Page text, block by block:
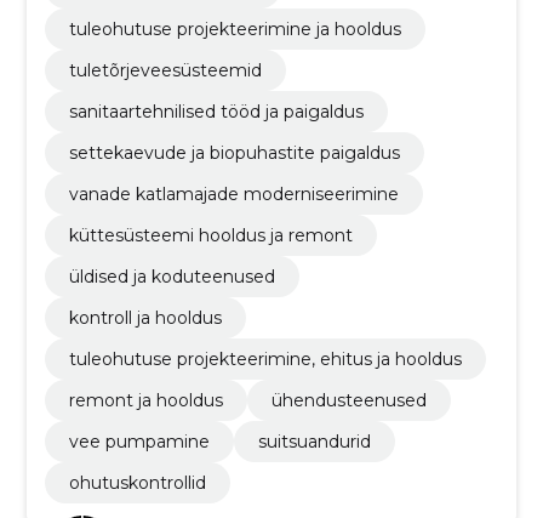
tuleohutuse projekteerimine ja hooldus
tuletõrjeveesüsteemid
sanitaartehnilised tööd ja paigaldus
settekaevude ja biopuhastite paigaldus
vanade katlamajade moderniseerimine
küttesüsteemi hooldus ja remont
üldised ja koduteenused
kontroll ja hooldus
tuleohutuse projekteerimine, ehitus ja hooldus
remont ja hooldus
ühendusteenused
vee pumpamine
suitsuandurid
ohutuskontrollid